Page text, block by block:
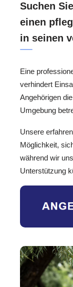
Suchen
einen
in seinen
Eine
verhindert
Angehörigen
Umgebung
Unsere
Möglichkeit,
während wir
Unterstützung